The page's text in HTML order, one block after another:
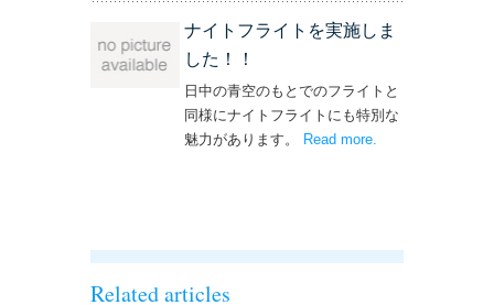
ナイトフライトを実施しま
した！！
日中の青空のもとでのフライトと
同様にナイトフライトにも特別な
魅力があります。
Read more– ‘ナイトフライト
.
Related articles